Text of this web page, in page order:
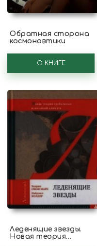
Обратная сторона
космонавтики
О КНИГЕ
Леденящие звезды.
Новая теория